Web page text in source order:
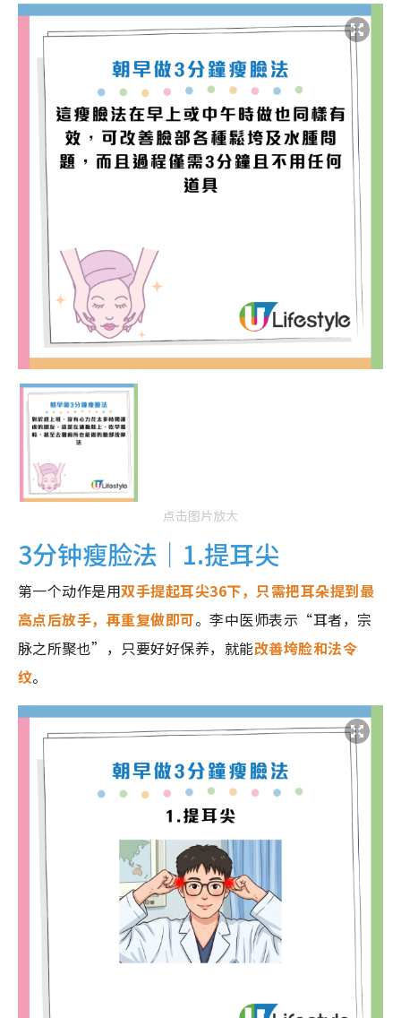
点击图片放大
3分钟瘦脸法｜1.提耳尖
第一个动作是用双手提起耳尖36下，只需把耳朵提到最
高点后放手，再重复做即可。李中医师表示“耳者，宗
脉之所聚也”，只要好好保养，就能改善垮脸和法令
纹。